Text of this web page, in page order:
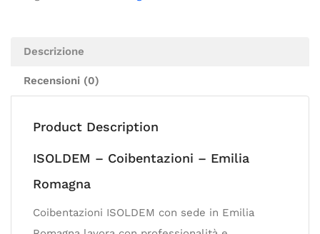
Descrizione
Recensioni (0)
Product Description
ISOLDEM – Coibentazioni – Emilia
Romagna
Coibentazioni ISOLDEM con sede in Emilia